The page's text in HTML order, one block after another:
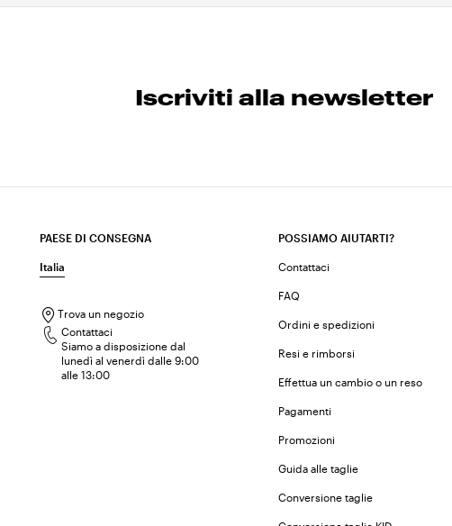
Iscriviti alla newsletter
PAESE DI CONSEGNA
Italia
Trova un negozio
Contattaci
Siamo a disposizione dal
lunedì al venerdì dalle 9:00
alle 13:00
POSSIAMO AIUTARTI?
Contattaci
FAQ
Ordini e spedizioni
Resi e rimborsi
Effettua un cambio o un reso
Pagamenti
Promozioni
Guida alle taglie
Conversione taglie